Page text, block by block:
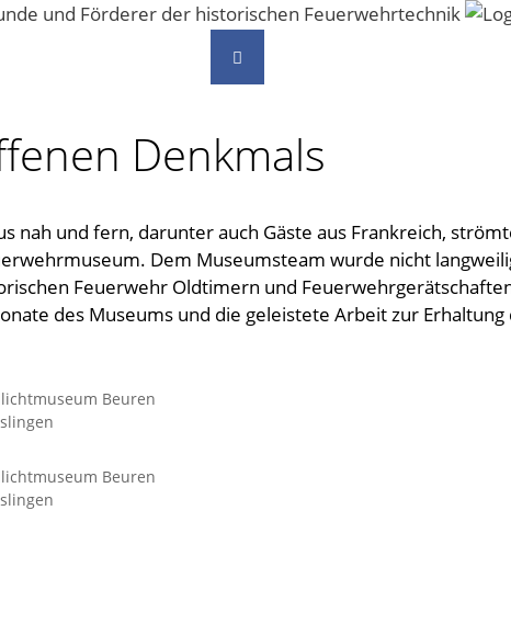
Denkmals
nah und fern, darunter auch Gäste aus Frankreich,
Dem Museumsteam wurde nicht
Feuerwehr Oldtimern und
des Museums und die geleistete Arbeit zur
Beuren
Beuren